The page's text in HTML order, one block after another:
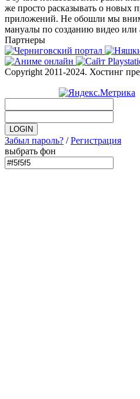
же просто расказывать о новых
приложений. Не обошли мы
мануалы по созданию видео или
Партнеры
Copyright 2011-2024. Хостинг
Забыл пароль? /Регистрация
выбрать фон